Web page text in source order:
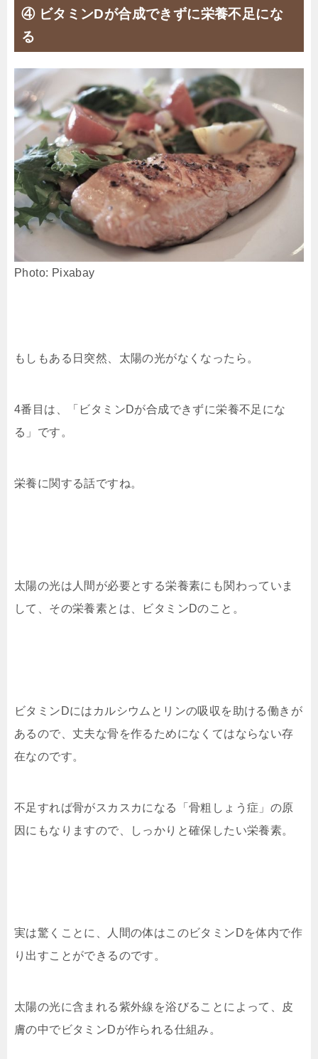
④ ビタミンDが合成できずに栄養不足にな
る
Photo: Pixabay
もしもある日突然、太陽の光がなくなったら。
4番目は、「ビタミンDが合成できずに栄養不足にな
る」です。
栄養に関する話ですね。
太陽の光は人間が必要とする栄養素にも関わっていま
して、その栄養素とは、ビタミンDのこと。
ビタミンDにはカルシウムとリンの吸収を助ける働きが
あるので、丈夫な骨を作るためになくてはならない存
在なのです。
不足すれば骨がスカスカになる「骨粗しょう症」の原
因にもなりますので、しっかりと確保したい栄養素。
実は驚くことに、人間の体はこのビタミンDを体内で作
り出すことができるのです。
太陽の光に含まれる紫外線を浴びることによって、皮
膚の中でビタミンDが作られる仕組み。